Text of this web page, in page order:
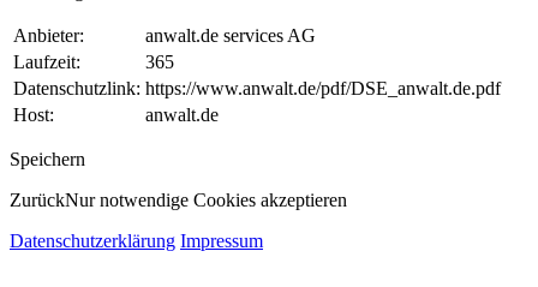
Anbieter:
anwalt.de services AG
Laufzeit:
365
Datenschutzlink: https://www.anwalt.de/pdf/DSE_anwalt.de.pdf
Host:
anwalt.de
Speichern
ZurückNur notwendige Cookies akzeptieren
Datenschutzerklärung Impressum